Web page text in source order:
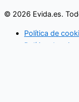
© 2026 Evida.es.
Política de
Política de